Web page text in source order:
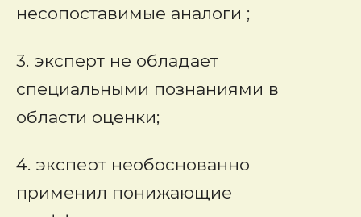
несопоставимые аналоги ;
3. эксперт не обладает
специальными познаниями в
области оценки;
4. эксперт необоснованно
применил понижающие